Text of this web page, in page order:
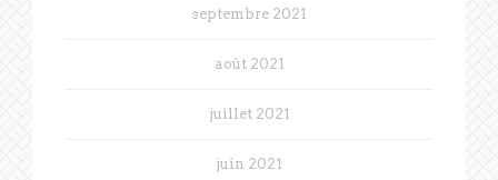
septembre 2021
août 2021
juillet 2021
juin 2021